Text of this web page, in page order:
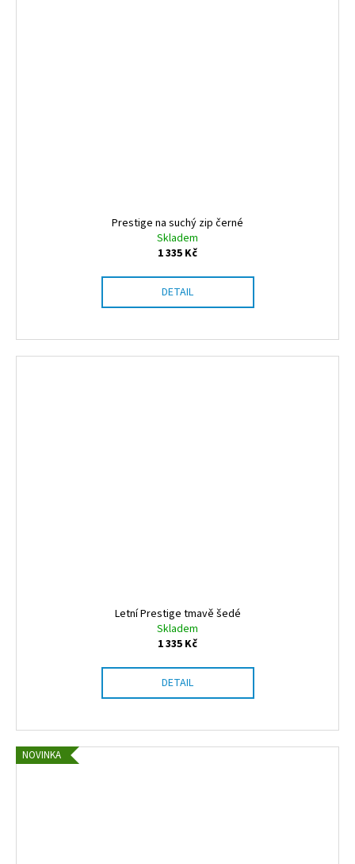
Prestige na suchý zip černé
Skladem
1 335 Kč
DETAIL
Letní Prestige tmavě šedé
Skladem
1 335 Kč
DETAIL
NOVINKA